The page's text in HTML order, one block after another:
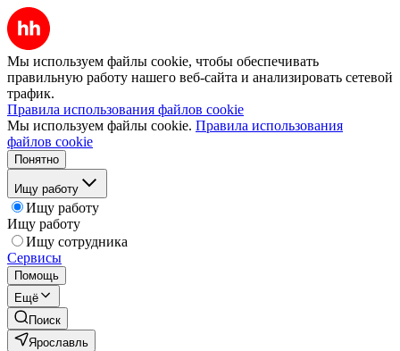
Мы используем файлы cookie, чтобы обеспечивать
правильную работу нашего веб-сайта и анализировать сетевой
трафик.
Правила использования файлов cookie
Мы используем файлы cookie. Правила использования
файлов cookie
Понятно
Ищу работу
Ищу работу
Ищу работу
Ищу сотрудника
Сервисы
Помощь
Ещё
Поиск
Ярославль